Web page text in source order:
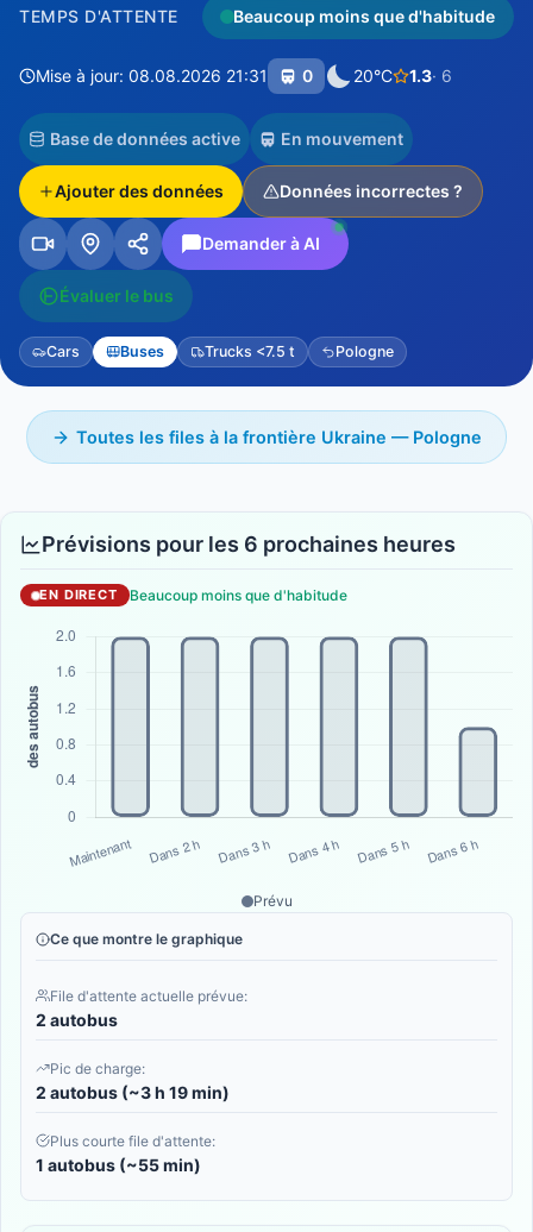
TEMPS D'ATTENTE Beaucoup moins que d'habitude
Mise à jour: 08.08.2026 21:31 0 20°C 1.3· 6
Base de données active En mouvement
Ajouter des données Données incorrectes ?
Demander à AI
Évaluer le bus
Cars Buses Trucks <7.5 t Pologne
Toutes les files à la frontière Ukraine — Pologne
Prévisions pour les 6 prochaines heures
EN DIRECT Beaucoup moins que d'habitude
Prévu
Ce que montre le graphique
File d'attente actuelle prévue:
2 autobus
Pic de charge:
2 autobus (~3 h 19 min)
Plus courte file d'attente:
1 autobus (~55 min)